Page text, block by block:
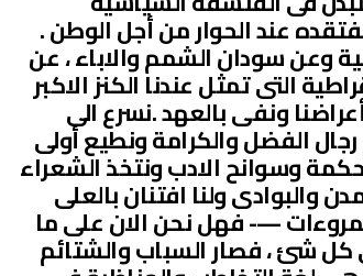
عند الحوار من أجل الوطن .
وعن سودان الشمم والاباء ، عن
التى تمثل عندنا الكنز الاكبر
ونفى بالعهد .نسرع الى
الفضل والكرامة ونطيع أولى
وسوانح الادب ونتخذ الشعراء
والبوادى ولنا افتنان بالعلى
—- فهل نحن الان على ما
كل شئ ، فصار السباب والشتائم